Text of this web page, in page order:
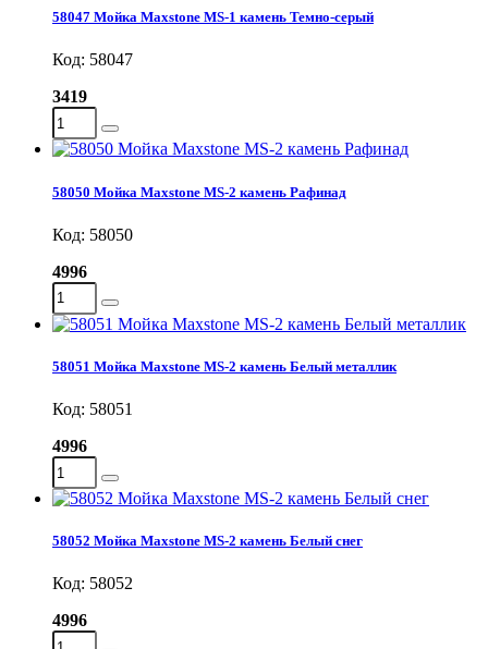
58047 Мойка Maxstone MS-1 камень Темно-серый
Код: 58047
3419
58050 Мойка Maxstone MS-2 камень Рафинад
Код: 58050
4996
58051 Мойка Maxstone MS-2 камень Белый металлик
Код: 58051
4996
58052 Мойка Maxstone MS-2 камень Белый снег
Код: 58052
4996